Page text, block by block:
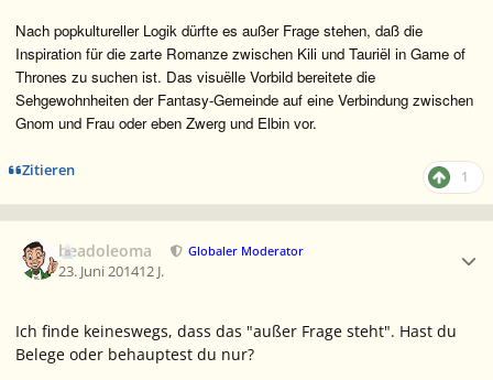
Nach popkultureller Logik dürfte es außer Frage stehen, daß die
Inspiration für die zarte Romanze zwischen Kili und Tauriël in Game of
Thrones zu suchen ist. Das visuëlle Vorbild bereitete die
Sehgewohnheiten der Fantasy-Gemeinde auf eine Verbindung zwischen
Gnom und Frau oder eben Zwerg und Elbin vor.
Zitieren 1
beadoleoma Globaler Moderator
23. Juni 201412 J.
Ich finde keineswegs, dass das "außer Frage steht". Hast du
Belege oder behauptest du nur?